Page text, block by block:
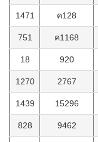
1471 ค128
751 ค1168
18 920
1270 2767
1439 15296
828 9462